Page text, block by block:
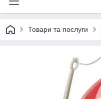
Товари та послуги